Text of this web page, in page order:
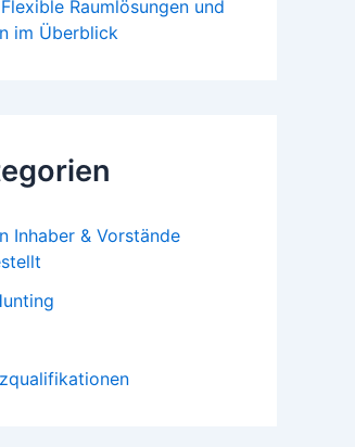
Raumlösungen und
im Überblick
Inhaber & Vorstände